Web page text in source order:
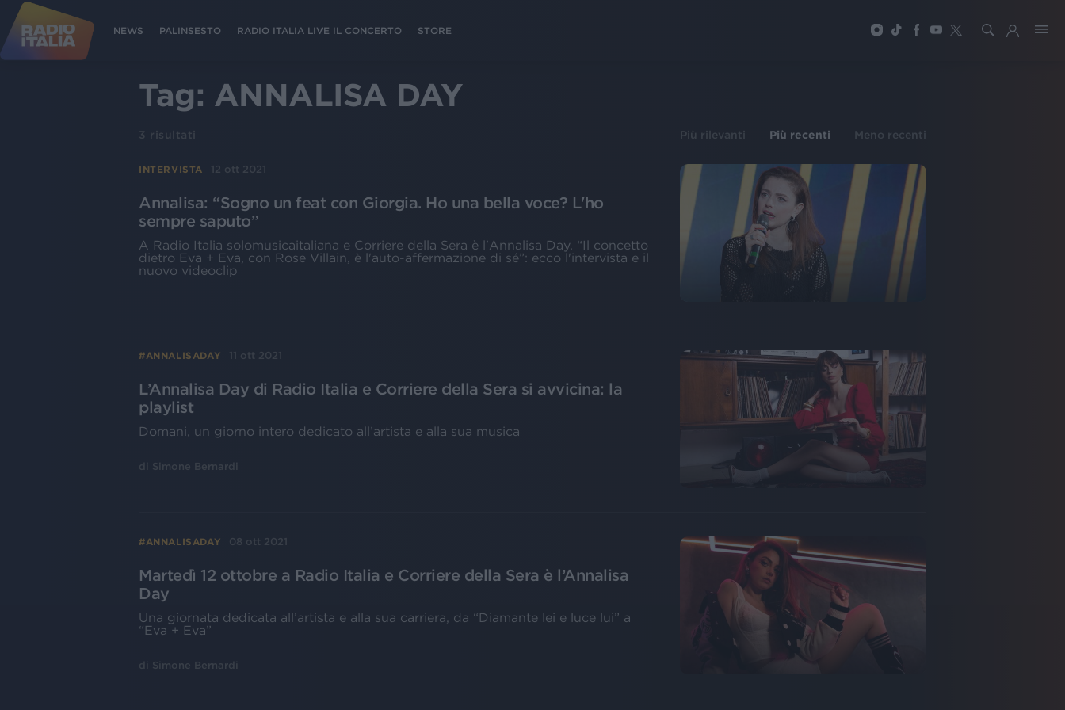
NEWS PALINSESTO RADIO ITALIA LIVE IL CONCERTO STORE
Tag: ANNALISA DAY
3 risultati Più rilevanti Più recenti Meno recenti
INTERVISTA 12 ott 2021
Annalisa: “Sogno un feat con Giorgia. Ho una bella voce? L'ho
sempre saputo”
A Radio Italia solomusicaitaliana e Corriere della Sera è l'Annalisa Day. “Il concetto
dietro Eva + Eva, con Rose Villain, è l'auto-affermazione di sé”: ecco l'intervista e il
nuovo videoclip
#ANNALISADAY 11 ott 2021
L’Annalisa Day di Radio Italia e Corriere della Sera si avvicina: la
playlist
Domani, un giorno intero dedicato all’artista e alla sua musica
di Simone Bernardi
#ANNALISADAY 08 ott 2021
Martedì 12 ottobre a Radio Italia e Corriere della Sera è l’Annalisa
Day
Una giornata dedicata all’artista e alla sua carriera, da “Diamante lei e luce lui” a
“Eva + Eva”
di Simone Bernardi